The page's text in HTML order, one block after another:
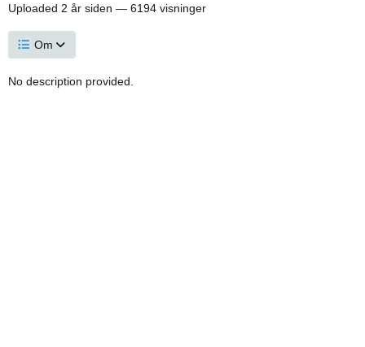
Uploaded 2 år siden — 6194 visninger
Om
No description provided.